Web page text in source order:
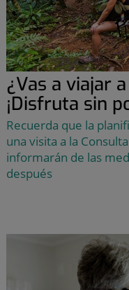
¿Vas a viajar
¡Disfruta sin
Recuerda que la
una visita a la
informarán de las
después